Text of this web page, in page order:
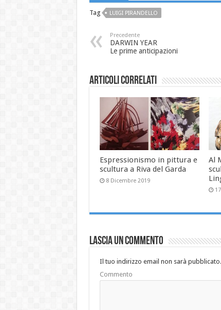
Tag LUIGI PIRANDELLO
Precedente
DARWIN YEAR
Le prime anticipazioni
Articoli correlati
Espressionismo in pittura e
scultura a Riva del Garda
8 Dicembre 2019
Al
Lascia un commento
Il tuo indirizzo email non sarà pubblicato.
Commento